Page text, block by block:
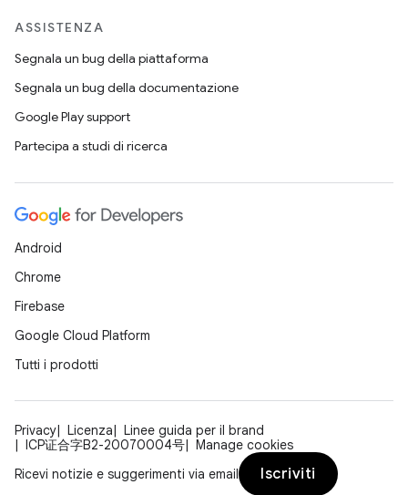
ASSISTENZA
Segnala un bug della piattaforma
Segnala un bug della documentazione
Google Play support
Partecipa a studi di ricerca
Android
Chrome
Firebase
Google Cloud Platform
Tutti i prodotti
Privacy Licenza
Linee guida per il brand
ICP证合字B2-20070004号
Manage cookies
Ricevi notizie e suggerimenti via email
Iscriviti